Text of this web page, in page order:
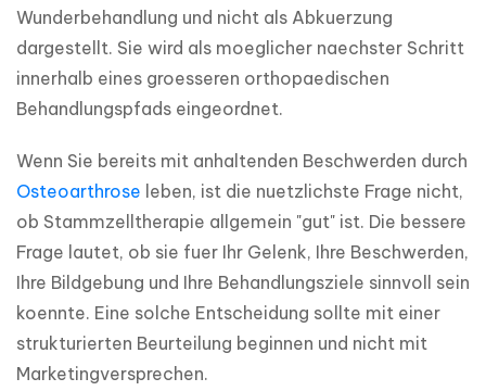
Wunderbehandlung und nicht als Abkuerzung
dargestellt. Sie wird als moeglicher naechster Schritt
innerhalb eines groesseren orthopaedischen
Behandlungspfads eingeordnet.
Osteoarthrose leben, ist die nuetzlichste Frage nicht,
ob Stammzelltherapie allgemein "gut" ist. Die bessere
Frage lautet, ob sie fuer Ihr Gelenk, Ihre Beschwerden,
Ihre Bildgebung und Ihre Behandlungsziele sinnvoll sein
koennte. Eine solche Entscheidung sollte mit einer
strukturierten Beurteilung beginnen und nicht mit
Marketingversprechen.